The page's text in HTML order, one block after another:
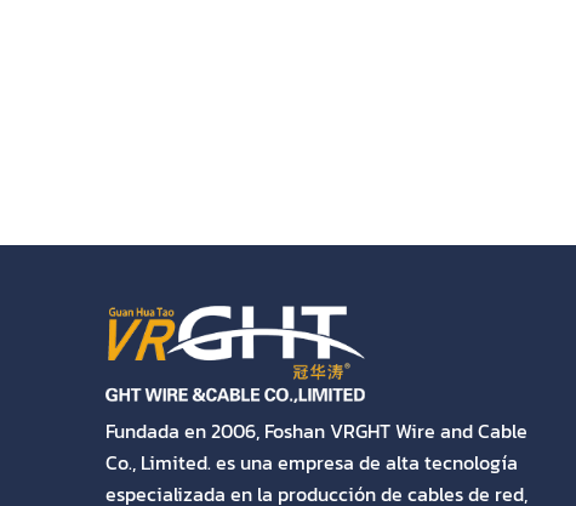
Fundada en 2006, Foshan VRGHT Wire and Cable
Co., Limited. es una empresa de alta tecnología
especializada en la producción de cables de red,